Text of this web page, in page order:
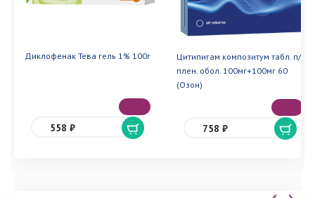
Диклофенак Тева гель 1% 100г
558 ₽
Цитипигам композитум табл. п/
плен. обол. 100мг+100мг 60
(Озон)
758 ₽